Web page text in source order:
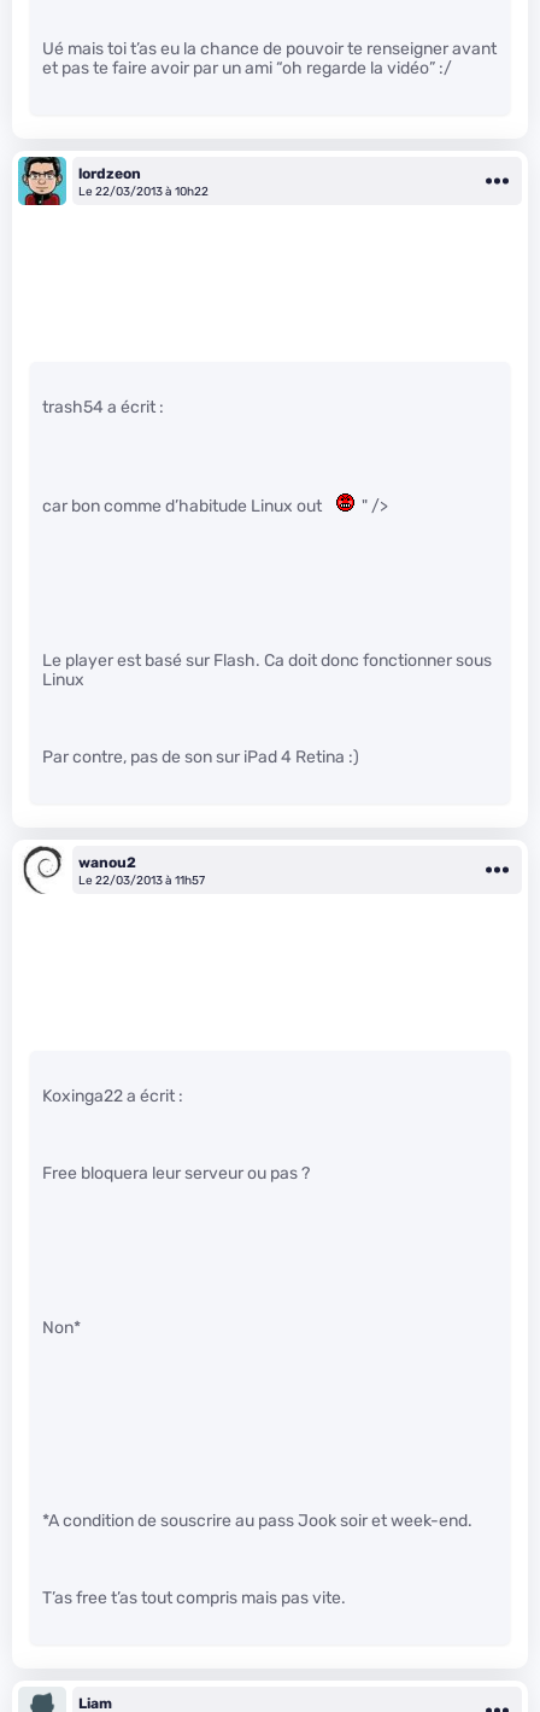
Ué mais toi t’as eu la chance de pouvoir te renseigner avant
et pas te faire avoir par un ami “oh regarde la vidéo” :/
lordzeon
Le 22/03/2013 à 10h22
trash54 a écrit :
car bon comme d’habitude Linux out " />
Le player est basé sur Flash. Ca doit donc fonctionner sous
Linux
Par contre, pas de son sur iPad 4 Retina :)
wanou2
Le 22/03/2013 à 11h57
Koxinga22 a écrit :
Free bloquera leur serveur ou pas ?
Non*
*A condition de souscrire au pass Jook soir et week-end.
T’as free t’as tout compris mais pas vite.
Liam